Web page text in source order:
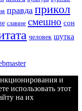
правда прикол
славяне смешно сон
человек шутка
и
использовать этот
на их